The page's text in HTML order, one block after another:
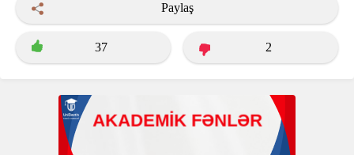
Paylaş
37 2